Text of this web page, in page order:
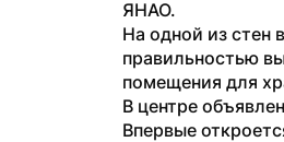
ЯНАО.
На одной из стен
правильностью
помещения для
В центре
Впервые